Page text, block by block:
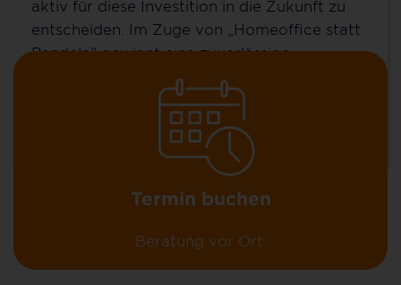
aktiv für diese Investition in die Zukunft zu
entscheiden. Im Zuge von „Homeoffice statt
Pendeln“ gewinnt eine zuverlässige
Anschlusstechnik für Topspeed-Internet
immer weiter an Bedeutung.
Sie wollen schon einen Vertrag abschließen?
Termin buchen
Beratung vor Ort.